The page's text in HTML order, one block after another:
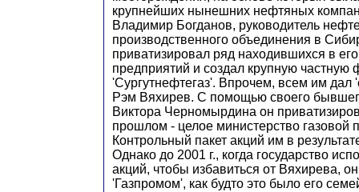
крупнейших нынешних нефтяных
Владимир Богданов, руководитель
производственного объединения в
приватизировал ряд находившихся в
предприятий и создал крупную частную
'Сургутнефтегаз'. Впрочем, всем им дал
Рэм Вяхирев. С помощью своего
Виктора Черномырдина он
прошлом - целое министерство газовой
Контрольный пакет акций им в
Однако до 2001 г., когда государство
акций, чтобы избавиться от Вяхирева,
'Газпромом', как будто это было его